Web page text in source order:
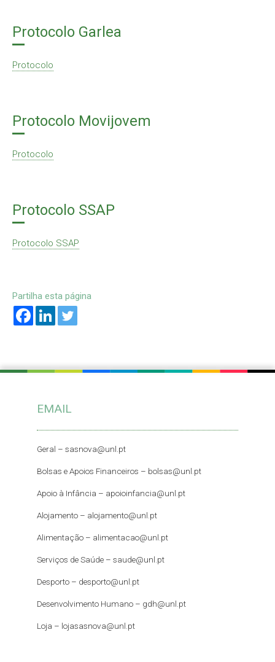
Protocolo Garlea
Protocolo
Protocolo Movijovem
Protocolo
Protocolo SSAP
Protocolo SSAP
Partilha esta página
EMAIL
Geral – sasnova@unl.pt
Bolsas e Apoios Financeiros – bolsas@unl.pt
Apoio à Infância – apoioinfancia@unl.pt
Alojamento – alojamento@unl.pt
Alimentação – alimentacao@unl.pt
Serviços de Saúde – saude@unl.pt
Desporto – desporto@unl.pt
Desenvolvimento Humano – gdh@unl.pt
Loja – lojasasnova@unl.pt